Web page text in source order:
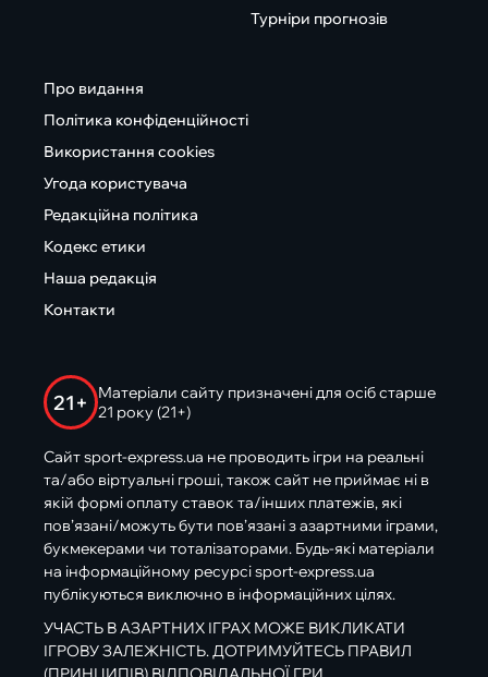
Турніри прогнозів
Про видання
Політика конфіденційності
Використання cookies
Угода користувача
Редакційна політика
Кодекс етики
Наша редакція
Контакти
21+
Матеріали сайту призначені для осіб старше
21 року (21+)
Сайт sport-express.ua не проводить ігри на реальні
та/або віртуальні гроші, також сайт не приймає ні в
якій формі оплату ставок та/інших платежів, які
пов’язані/можуть бути пов’язані з азартними іграми,
букмекерами чи тоталізаторами. Будь-які матеріали
на інформаційному ресурсі sport-express.ua
публікуються виключно в інформаційних цілях.
УЧАСТЬ В АЗАРТНИХ ІГРАХ МОЖЕ ВИКЛИКАТИ
ІГРОВУ ЗАЛЕЖНІСТЬ. ДОТРИМУЙТЕСЬ ПРАВИЛ